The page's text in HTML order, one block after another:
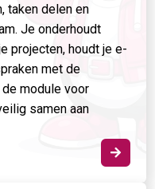
taken delen en
Je onderhoudt
projecten, houdt je e-
met de
module voor
samen aan
